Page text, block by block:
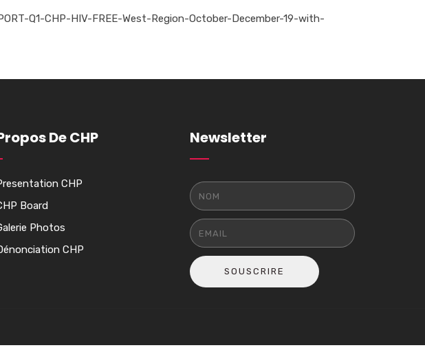
Q1-CHP-HIV-FREE-West-Region-October-December-19-with-
De CHP
CHP
Board
Photos
CHP
Newsletter
SOUSCRIRE